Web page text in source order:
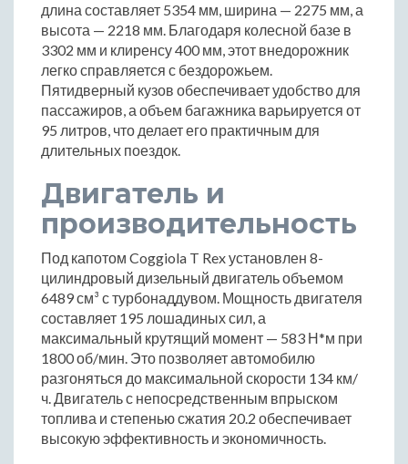
длина составляет 5354 мм, ширина — 2275 мм, а
высота — 2218 мм. Благодаря колесной базе в
3302 мм и клиренсу 400 мм, этот внедорожник
легко справляется с бездорожьем.
Пятидверный кузов обеспечивает удобство для
пассажиров, а объем багажника варьируется от
95 литров, что делает его практичным для
длительных поездок.
Двигатель и
производительность
Под капотом Coggiola T Rex установлен 8-
цилиндровый дизельный двигатель объемом
6489 см³ с турбонаддувом. Мощность двигателя
составляет 195 лошадиных сил, а
максимальный крутящий момент — 583 Н*м при
1800 об/мин. Это позволяет автомобилю
разгоняться до максимальной скорости 134 км/
ч. Двигатель с непосредственным впрыском
топлива и степенью сжатия 20.2 обеспечивает
высокую эффективность и экономичность.